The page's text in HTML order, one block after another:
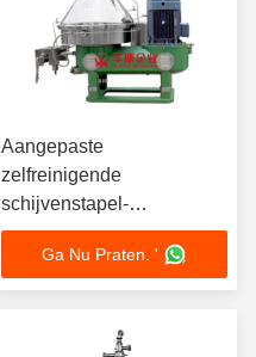
Aangepaste
zelfreinigende
schijvenstapel-
separatorcentrifuge met
hoge centrifugale kracht
voor fabrieksgebruik
Ga Nu Praten. '